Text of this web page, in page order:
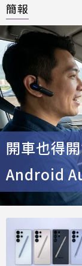
簡報
開車也得
Android